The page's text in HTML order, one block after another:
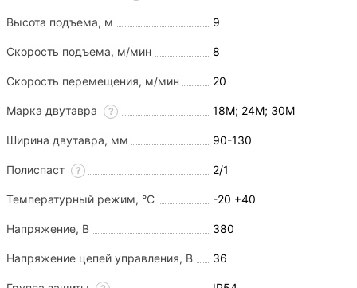
Высота подъема, м 9
Скорость подъема, м/мин 8
Скорость перемещения, м/мин 20
Марка двутавра ? 18М; 24М; 30М
Ширина двутавра, мм 90-130
Полиспаст ? 2/1
Температурный режим, °С -20 +40
Напряжение, В 380
Напряжение цепей управления, В 36